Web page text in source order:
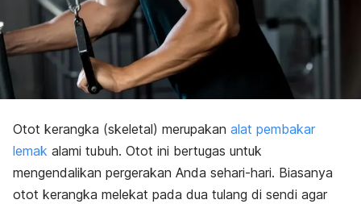
Otot kerangka (skeletal) merupakan alat pembakar
lemak alami tubuh. Otot ini bertugas untuk
mengendalikan pergerakan Anda sehari-hari. Biasanya
otot kerangka melekat pada dua tulang di sendi agar